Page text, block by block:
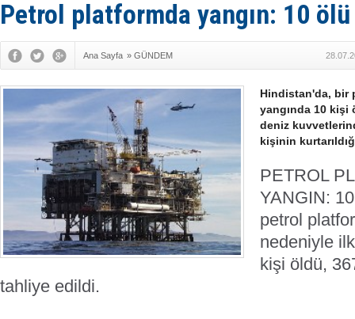
Keşfedildi:
Petrol platformda yangın: 10 ölü
Ana Sayfa » GÜNDEM
Hindistan'da, bir
yangında 10 kişi
deniz
kişinin
PETROL
YANGIN:
petrol
nedeniyle
kişi öldü,
tahliye edildi.